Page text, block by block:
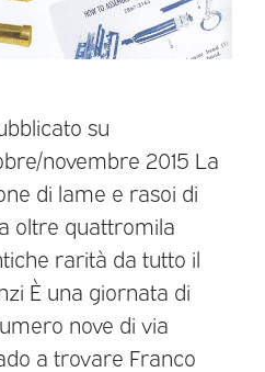
su
novembre 2015 La
di lame e rasoi di
oltre quattromila
rarità da tutto il
È una giornata di
nove di via
a trovare Franco